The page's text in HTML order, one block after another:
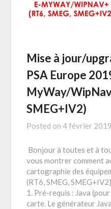
Mise à jour/
PSA Europe
MyWay/
SMEG+IV2)
Posted on4 février 2019
Bonjour à toutes et à
vous montrer comment
cartographie des
(RT6, SMEG,
1. Pré-requis : Java
carte. Le générateur